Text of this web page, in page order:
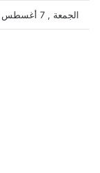
الجمعة , 7 أغسطس 2026